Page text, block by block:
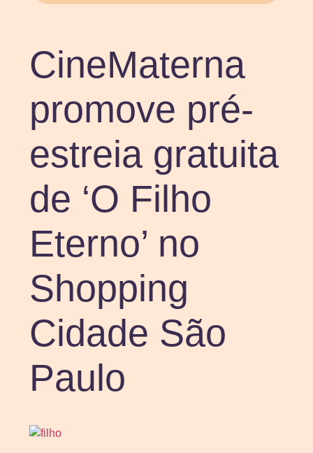
CineMaterna
promove pré-
estreia gratuita
de ‘O Filho
Eterno’ no
Shopping
Cidade São
Paulo